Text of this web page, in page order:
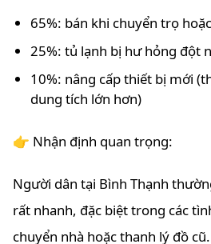
65%: bán khi chuyển trọ
25%: tủ lạnh bị hư hỏng đột
10%: nâng cấp thiết bị mới
dung tích lớn hơn)
👉 Nhận định quan trọng:
Người dân tại Bình Thạnh
rất nhanh, đặc biệt trong các
chuyển nhà hoặc thanh lý đồ cũ.